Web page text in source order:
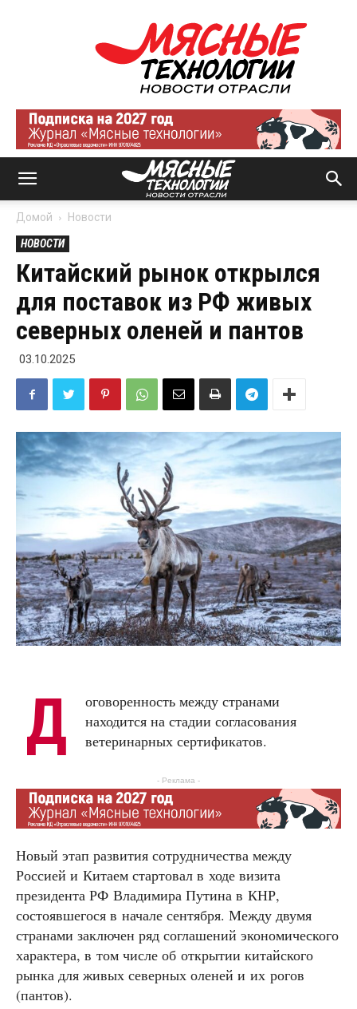
Мясные
технологии
|
Новости
отрасли
Домой Новости
НОВОСТИ
Китайский рынок открылся
для поставок из РФ живых
северных оленей и пантов
03.10.2025
Д
оговоренность между странами
находится на стадии согласования
ветеринарных сертификатов.
- Реклама -
Новый этап развития сотрудничества между
Россией и Китаем стартовал в ходе визита
президента РФ Владимира Путина в КНР,
состоявшегося в начале сентября. Между двумя
странами заключен ряд соглашений экономического
характера, в том числе об открытии китайского
рынка для живых северных оленей и их рогов
(пантов).